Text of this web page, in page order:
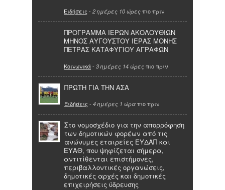
Ειδήσεις - 2 ημέρες 10 ώρες πιο πριν
ΠΡΟΓΡΑΜΜΑ ΙΕΡΩΝ ΑΚΟΛΟΥΘΙΩΝ
ΜΗΝΟΣ ΑΥΓΟΥΣΤΟΥ ΙΕΡΑΣ ΜΟΝΗΣ
ΠΕΤΡΑΣ ΚΑΤΑΦΥΓΙΟΥ ΑΓΡΑΦΩΝ
Κοινωνικά- 3 ημέρες 14 ώρες πιο πριν
ΠΡΩΤΗ ΓΙΑ ΤΗΝ ΑΣΑ
Ειδήσεις - 4 ημέρες 1 ώρα πιο πριν
Στο νομοσχέδιο για την απορρόφηση
των δημοτικών φορέων από τις
ανώνυμες εταιρείες ΕΥΔΑΠ και
ΕΥΑΘ, που ψηφίζεται σήμερα,
αντιτίθενται επιστήμονες,
περιβαλλοντικές οργανώσεις,
δημοτικές αρχές και δημοτικές
επιχειρήσεις ύδρευσης